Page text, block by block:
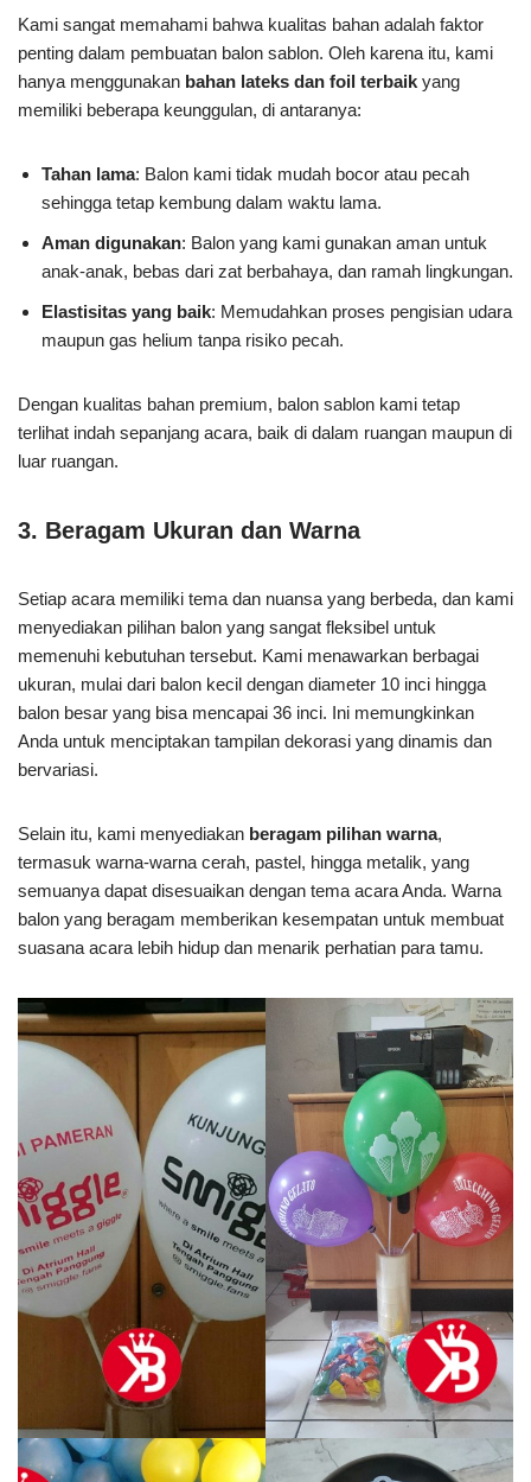
Kami sangat memahami bahwa kualitas bahan adalah faktor
penting dalam pembuatan balon sablon. Oleh karena itu, kami
hanya menggunakan bahan lateks dan foil terbaik yang
memiliki beberapa keunggulan, di antaranya:
Tahan lama: Balon kami tidak mudah bocor atau pecah
sehingga tetap kembung dalam waktu lama.
Aman digunakan: Balon yang kami gunakan aman untuk
anak-anak, bebas dari zat berbahaya, dan ramah lingkungan.
Elastisitas yang baik: Memudahkan proses pengisian udara
maupun gas helium tanpa risiko pecah.
Dengan kualitas bahan premium, balon sablon kami tetap
terlihat indah sepanjang acara, baik di dalam ruangan maupun di
luar ruangan.
3. Beragam Ukuran dan Warna
Setiap acara memiliki tema dan nuansa yang berbeda, dan kami
menyediakan pilihan balon yang sangat fleksibel untuk
memenuhi kebutuhan tersebut. Kami menawarkan berbagai
ukuran, mulai dari balon kecil dengan diameter 10 inci hingga
balon besar yang bisa mencapai 36 inci. Ini memungkinkan
Anda untuk menciptakan tampilan dekorasi yang dinamis dan
bervariasi.
Selain itu, kami menyediakan beragam pilihan warna,
termasuk warna-warna cerah, pastel, hingga metalik, yang
semuanya dapat disesuaikan dengan tema acara Anda. Warna
balon yang beragam memberikan kesempatan untuk membuat
suasana acara lebih hidup dan menarik perhatian para tamu.